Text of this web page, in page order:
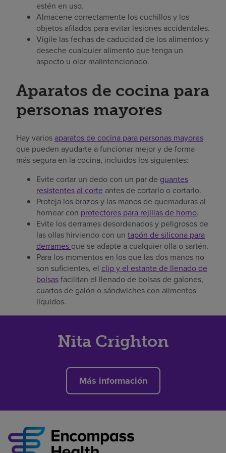
estén en uso.
Almacene correctamente los cuchillos y los
objetos afilados para evitar lesiones accidentales.
Vigile las fechas de caducidad de los alimentos y
deseche cualquier alimento que tenga un
aspecto u olor malintencionado.
Aparatos de cocina para
personas mayores
Hay varios aparatos de cocina para personas mayores
que pueden ayudarte a funcionar mejor y de forma
más segura en la cocina, incluidos los siguientes:
Evite cortar un dedo con un par de guantes
resistentes al corte antes de cortarlo o cortarlo.
Proteja los brazos y las manos de quemaduras al
hornear con protectores para rejillas de horno.
Evite los derrames desordenados y peligrosos de
las ollas hirviendo con un tapón de silicona para
derrames que se adapte a cualquier olla o sartén.
Para los momentos en los que las dos manos no
son suficientes, el clip y el estante de llenado de
bolsasfacilitan el llenado de bolsas de galones,
cuartos de galón o sándwiches con alimentos
líquidos.
Nita Crighton
Más información